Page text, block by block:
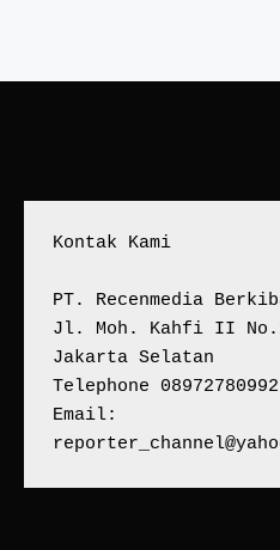
Kontak Kami
PT. Recenmedia
Jl. Moh. Kahfi II
Jakarta Selatan
Telephone
Email: